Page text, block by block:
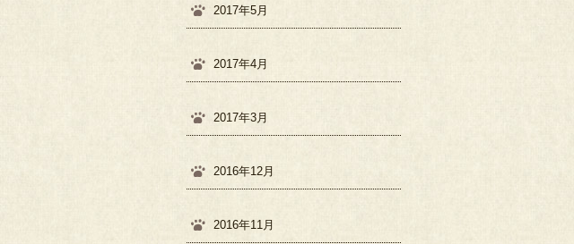
2017年5月
2017年4月
2017年3月
2016年12月
2016年11月